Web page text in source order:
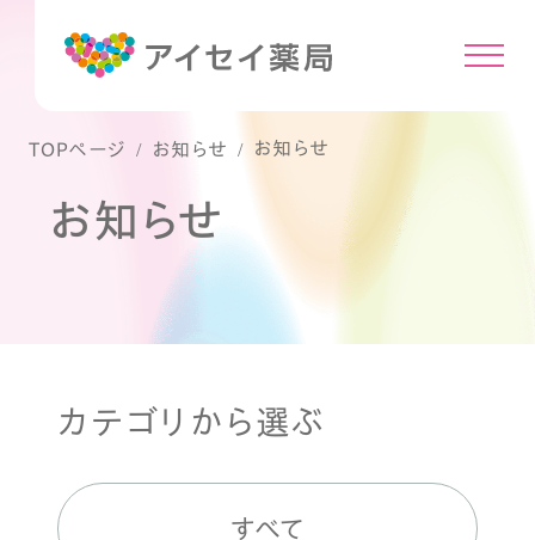
TOPページ お知らせ お知らせ
お知らせ
カテゴリから選ぶ
すべて